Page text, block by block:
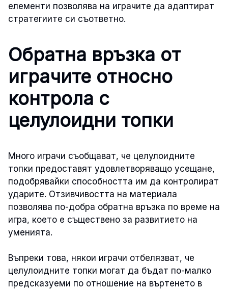
елементи позволява на играчите да адаптират
стратегиите си съответно.
Обратна връзка от
играчите относно
контрола с
целулоидни топки
Много играчи съобщават, че целулоидните
топки предоставят удовлетворяващо усещане,
подобрявайки способността им да контролират
ударите. Отзивчивостта на материала
позволява по-добра обратна връзка по време на
игра, което е съществено за развитието на
уменията.
Въпреки това, някои играчи отбелязват, че
целулоидните топки могат да бъдат по-малко
предсказуеми по отношение на въртенето в